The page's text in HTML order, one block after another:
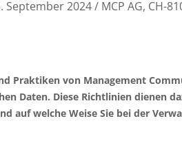
2024 / MCP AG, CH-
von Management
Daten. Diese Richtlinien dienen
auf welche Weise Sie bei der